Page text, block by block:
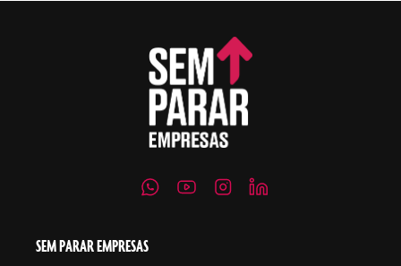
SEM PARAR EMPRESAS